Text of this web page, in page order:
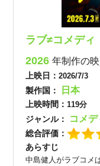
ラブ≠コメディ
2026年制作の
上映日：2026/7/3
製作国： 日本
上映時間： 119分
ジャンル： コメ
総合評価：
あらすじ
中島健人がラブコメ